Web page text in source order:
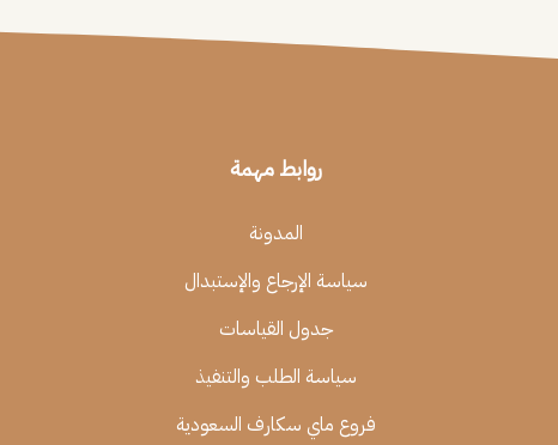
روابط مهمة
المدونة
سياسة الإرجاع والإستبدال
جدول القياسات
سياسة الطلب والتنفيذ
فروع ماي سكارف السعودية